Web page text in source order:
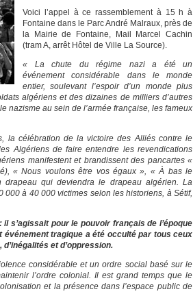
Voici l’appel à ce rassemblement à 15 h à
Fontaine dans le Parc André Malraux, près de
la Mairie de Fontaine, Mail Marcel Cachin
(tram A, arrêt Hôtel de Ville La Source).
« La chute du régime nazi a été un
événement considérable dans le monde
entier, soulevant l’espoir d’un monde plus
algériens et des dizaines de milliers d’autres
nazisme au sein de l’armée française, les fameux
la célébration de la victoire des Alliés contre le
Algériens de faire entendre les revendications
manifestent et brandissent des pancartes «
« Nous voulons être vos égaux », « À bas le
qui deviendra le drapeau algérien. La
à 40 000 victimes selon les historiens, à Sétif,
s’agissait pour le pouvoir français de l’époque
événement tragique a été occulté par tous ceux
et d’oppression.
considérable et un ordre social basé sur le
l’ordre colonial. Il est grand temps que le
et la présence dans l’espace public de